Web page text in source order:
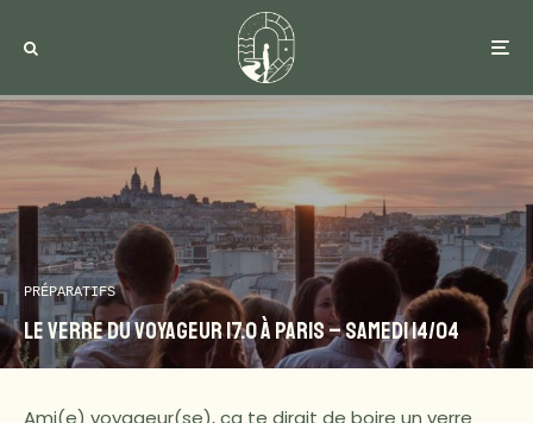
PRÉPARATIFS
Le Verre du Voyageur 17.0 à Paris – Samedi 14/04
Ami(e) voyageur(se), ca te dirait de boire un verre